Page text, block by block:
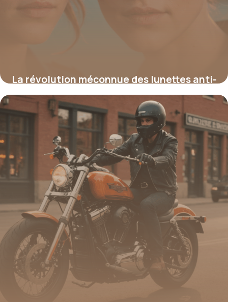
La révolution méconnue des lunettes anti-
lumière bleue : la solution secrète pour
booster votre confort et votre
productivité face aux écrans
17 juin 2026